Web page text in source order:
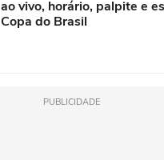
ao vivo, horário, palpite e
Copa do Brasil
PUBLICIDADE